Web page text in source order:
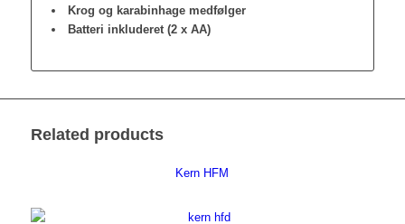
Krog og karabinhage medfølger
Batteri inkluderet (2 x AA)
Related products
Kern HFM